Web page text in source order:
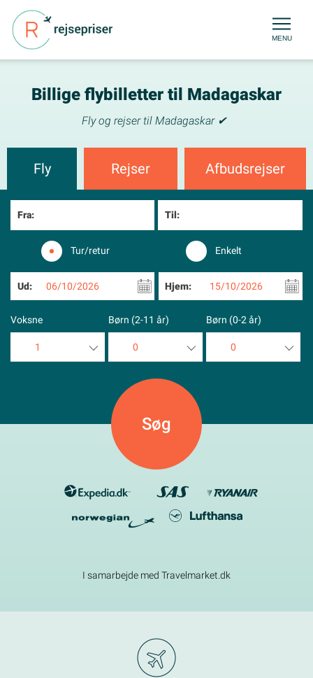
MENU
Billige flybilletter til Madagaskar
Fly og rejser til Madagaskar ✔
Fly Rejser Afbudsrejser
Fra: Til:
Tur/retur Enkelt
Ud: 06/10/2026 Hjem: 15/10/2026
Voksne
1
Børn (2-11 år)
0
5
Børn (0-2 år)
0
I samarbejde med Travelmarket.dk